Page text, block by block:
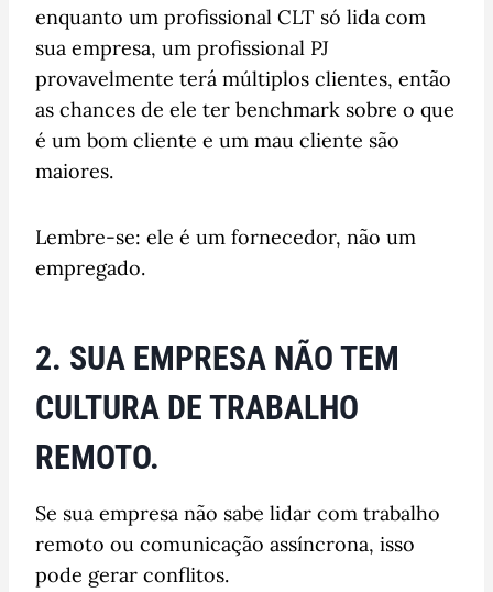
enquanto um profissional CLT só lida com
sua empresa, um profissional PJ
provavelmente terá múltiplos clientes, então
as chances de ele ter benchmark sobre o que
é um bom cliente e um mau cliente são
maiores.
Lembre-se: ele é um fornecedor, não um
empregado.
2. SUA EMPRESA NÃO TEM
CULTURA DE TRABALHO
REMOTO.
Se sua empresa não sabe lidar com trabalho
remoto ou comunicação assíncrona, isso
pode gerar conflitos.